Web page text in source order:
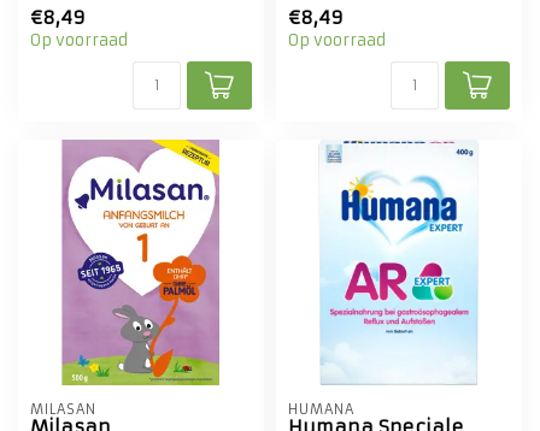
€8,49
Op voorraad
€8,49
Op voorraad
MILASAN HUMANA